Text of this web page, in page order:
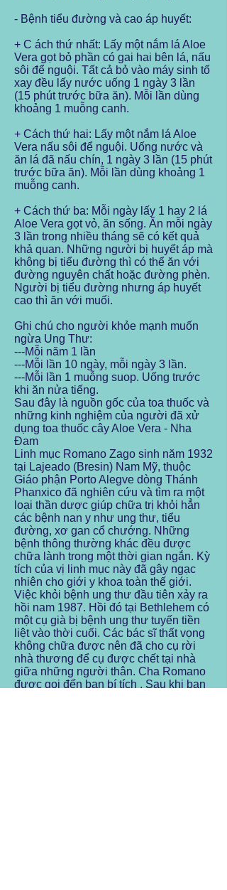
- Bệnh tiểu đường và cao áp huyết:
+ C ách thứ nhất: Lấy một nắm lá Aloe
Vera gọt bỏ phần có gai hai bên lá, nấu
sôi để nguội. Tất cả bỏ vào máy sinh tố
xay đều lấy nước uống 1 ngày 3 lần
(15 phút trước bữa ăn). Mỗi lần dùng
khoảng 1 muỗng canh.
+ Cách thứ hai: Lấy một nắm lá Aloe
Vera nấu sôi để nguội. Uống nước và
ăn lá đã nấu chín, 1 ngày 3 lần (15 phút
trước bữa ăn). Mỗi lần dùng khoảng 1
muỗng canh.
+ Cách thứ ba: Mỗi ngày lấy 1 hay 2 lá
Aloe Vera gọt vỏ, ăn sống. Ăn mỗi ngày
3 lần trong nhiều tháng sẽ có kết quả
khả quan. Những người bị huyết áp mà
không bị tiểu đường thì có thể ăn với
đường nguyên chất hoặc đường phèn.
Người bị tiểu đường nhưng áp huyết
cao thì ăn với muối.
Ghi chú cho người khỏe mạnh muốn
ngừa Ung Thư:
---Mỗi năm 1 lần
---Mỗi lần 10 ngày, mỗi ngày 3 lần.
---Mỗi lần 1 muỗng suop. Uống trước
khi ăn nửa tiếng.
Sau đây là nguồn gốc của toa thuốc và
những kinh nghiệm của người đã xử
dụng toa thuốc cây Aloe Vera - Nha
Đam
Linh mục Romano Zago sinh năm 1932
tại Lajeado (Bresin) Nam Mỹ, thuộc
Giáo phận Porto Alegve dòng Thánh
Phanxico đã nghiên cứu và tìm ra một
loại thần dược giúp chữa trị khỏi hẳn
các bệnh nan y như ung thư, tiểu
đường, xơ gan cổ chướng. Những
bệnh thông thường khác đều được
chữa lành trong một thời gian ngắn. Kỳ
tích của vị linh mục này đã gây ngạc
nhiên cho giới y khoa toàn thế giới.
Việc khỏi bệnh ung thư đầu tiên xảy ra
hồi nam 1987. Hồi đó tại Bethlehem có
một cụ già bị bệnh ung thư tuyến tiền
liệt vào thời cuối. Các bác sĩ thất vọng
không chữa được nên đã cho cụ rời
nhà thương để cụ được chết tại nhà
giữa những người thân. Cha Romano
được gọi đến ban bí tích . Sau khi ban